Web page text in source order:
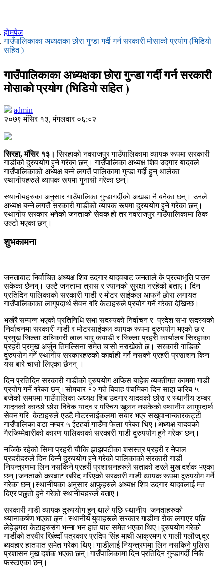
होमपेज
गाउँपालिकाका अध्यक्षका छोरा गुन्डा गर्दी गर्न सरकारी मोसाको प्रयोग (भिडियो
सहित )
गाउँपालिकाका अध्यक्षका छोरा गुन्डा गर्दी गर्न सरकारी
मोसाको प्रयोग (भिडियो सहित )
admin
२०७९ मंसिर १३, मंगलवार ०६:०२
सिरहा, मंसिर १३। सिरहाको नवराजपुर गाउँपालिकामा व्यापक रूपमा सरकारी
गाडीको दुरुपयोग हुने गरेका छन्। गाउँपालिका अध्यक्ष शिव उदगार यादवले
गाउँपालिकाको अध्यक्ष बन्ने लगत्तै पालिकामा गुन्डा गर्दी हुन् थालेका
स्थानीयहरुले व्यापक रूपमा गुनासो गरेका छन्।
स्थानीयहरुका अनुसार गाउँपालिका गुन्डागर्दीको अखडा नै बनेका छन्। उनले
अध्यक्ष बन्ने लगत्तै सरकारी गाडीको व्यापक रूपमा दुरुपयोग हुने गरेका छन्।
स्थानीय सरकार भनेको जनताको सेवक हो तर नवराजपुर गाउँपालिकामा ठिक
उल्टो भएका छन्।
शुभकामना
जनताबाट निर्वाचित अध्यक्ष शिव उदगार यादवबाट जनताले के प्रत्याभूति पाउन
सकेका छैनन्। उल्टै जनतामा त्रास र ज्यानको सुरक्षा नरहेको बताए। दिन
प्रतिदिन पालिकाको सरकारी गाडी र मोटर साईकल आफनै छोरा लगायत
गाउँपालिकाका लागुपदार्थ सेवन गरि केटाहरुले प्रयोग गर्ने गरेका देखिन्छ।
भर्खरै सम्पन्न भएको प्रतिनिधि सभा सदस्यको निर्वाचन र प्रदेश सभा सदस्यको
निर्वाचनमा सरकारी गाडी र मोटरसाईकल व्यापक रूपमा दुरुपयोग भएको छ र
प्रमुख जिल्ला अधिकारी लाल बाबु कवाडी र जिल्ला प्रहरी कार्यालय सिरहाका
प्रहरी प्रमुख अर्जुन तिमल्सिना समेत चासो नराखेको छ। सरकारी गाडिको
दुरुपयोग गर्ने स्थानीय सरकारहरुको कार्वाही गर्न नसक्ने प्रहरी प्रसाशन किन
यस बारे चासो लिएका छैनन् ।
दिन प्रतिदिन सरकारी गाडीको दुरुपयोग अफिस बाहेक ब्यक्तीगत काममा गाडी
प्रयोग गर्ने गरेका छन्।सोमबार १२ गते बिवाह पंचमिका दिन साझ करिब ५
बजेको समयमा गाउँपालिका अध्यक्ष शिब उदगार यादवको छोरा र स्थानीय डम्बर
यादवको कान्छो छोरा विवेक यादव र परिचय खुलन नसकेको स्थानीय लागुपदार्थ
सेवन गरि केटाहरुले एउटै मोटरसाईकलमा सबार भएर सखुवानान्कारकट्टी
गाउँपालिका वडा नम्बर ५ ईटहर्वा गाउँमा फेला परेका थिए।अध्यक्ष यादवको
गैरजिम्मेवारीको कारण पालिकाको सरकारी गाडी दुरुपयोग हुने गरेका छन्।
नजिकै रहेको सिमा प्रहरी चौकि झाझपटीका शसस्त्र प्रहरी र नेपाल
प्रहरीहरुले दिन दिन्नै दुरुपयोग हुने गरेको पालिकाको सरकारी गाडी
नियन्त्रणमा लिन नसकिने प्रहरी प्रशासनहरुले सताको डरले मुख दर्शक भएका
छन्।जनताको करबाट खरिद गरिएको सरकारी गाडी व्यापक रूपमा दुरुपयोग गर्ने
गरेका छन्।स्थानीयका अनुसार आफुहरुले अध्यक्ष शिव उदगार यादवलाई मत
दिएर पछुतो हुने गरेको स्थानीयहरुले बताए।
सरकारी गाडी व्यापक दुरुपयोग हुन् थाले पछि स्थानीय जनताहरुको
ध्यानाकर्षण भएका छ्न।स्थानीय युवाहरूले सरकार गाडीमा रोक लगाएर पछि
लेहेङ्गरा केटाहरुसंग भन्ना भन हात पात समेत भएका थिए।दुरुपयोग गरेको
गाडीको तस्वीर खिंच्दाँ पत्रकार प्रदिप सिंह माथी आक्रमण र गाली गलौज,दूर
ब्यवहार हातपात समेत गरेका थिए।गाडीलाई नियन्त्रणमा लिन नसकिने पुलिस
प्रशासन मुख दर्शक भएका छन्।गाउँपालिकामा दिन प्रतिदिन गुन्डागर्दी निकै
फस्टाएका छन्।